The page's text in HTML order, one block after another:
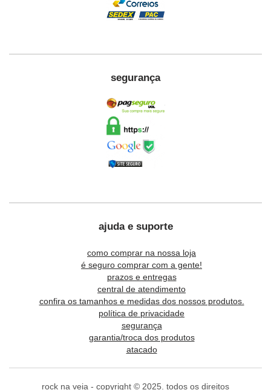
segurança
ajuda e suporte
como comprar na nossa loja
é seguro comprar com a gente!
prazos e entregas
central de atendimento
confira os tamanhos e medidas dos nossos produtos.
política de privacidade
segurança
garantia/troca dos produtos
atacado
rock na veia - copyright © 2025. todos os direitos